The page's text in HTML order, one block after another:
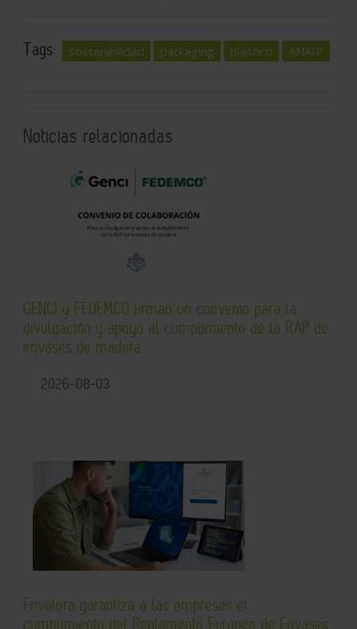
Tags: sostenibilidad packaging plástico ANAIP
Noticias relacionadas
GENCI y FEDEMCO firman un convenio para la
divulgación y apoyo al cumplimiento de la RAP de
envases de madera
2026-08-03
Envalora garantiza a las empresas el
cumplimiento del Reglamento Europeo de Envases